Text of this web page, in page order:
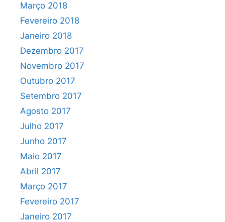
Março 2018
Fevereiro 2018
Janeiro 2018
Dezembro 2017
Novembro 2017
Outubro 2017
Setembro 2017
Agosto 2017
Julho 2017
Junho 2017
Maio 2017
Abril 2017
Março 2017
Fevereiro 2017
Janeiro 2017